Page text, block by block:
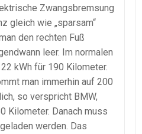
Zwangsbremsung
gleich wie „sparsam“
den rechten Fuß
leer. Im normalen
kWh für 190 Kilometer.
man immerhin auf 200
so verspricht BMW,
Kilometer. Danach muss
werden. Das